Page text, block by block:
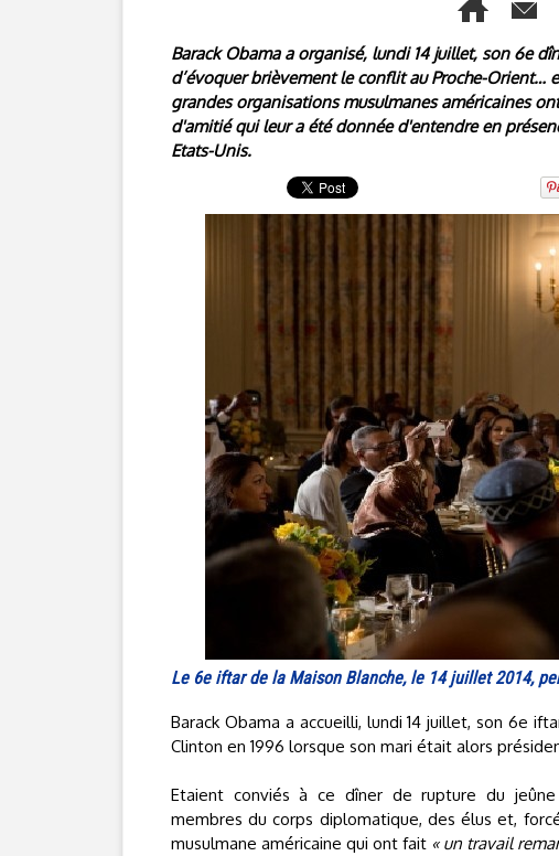
Barack Obama a organisé, lundi 14 juillet, son 6e
d’évoquer brièvement le conflit au Proche-Orient…
grandes organisations musulmanes américaines
d'amitié qui leur a été donnée d'entendre en
Etats-Unis.
Le 6e iftar de la Maison Blanche, le 14 juillet 2014,
Barack Obama a accueilli, lundi 14 juillet, son 6e
Clinton en 1996 lorsque son mari était alors
Etaient conviés à ce dîner de rupture du
membres du corps diplomatique, des élus et,
musulmane américaine qui ont fait « un travail